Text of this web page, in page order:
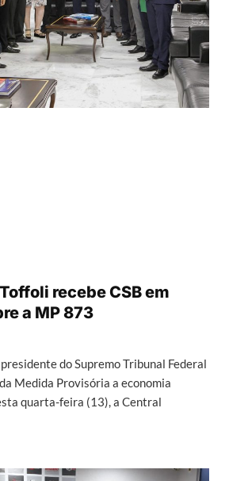
recebe CSB em
a MP 873
do Supremo Tribunal Federal
Medida Provisória a economia
quarta-feira (13), a Central